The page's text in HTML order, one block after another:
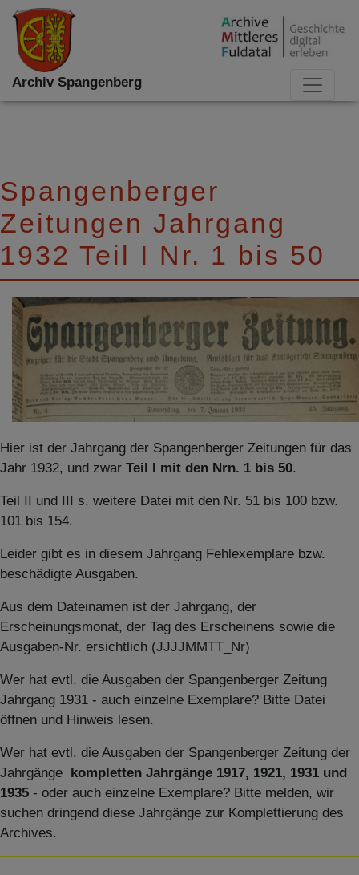
Archiv Spangenberg
Spangenberger
Zeitungen Jahrgang
1932 Teil I Nr. 1 bis 50
Hier ist der Jahrgang der Spangenberger Zeitungen für das
Jahr 1932, und zwar Teil I mit den Nrn. 1 bis 50.
Teil II und III s. weitere Datei mit den Nr. 51 bis 100 bzw.
101 bis 154.
Leider gibt es in diesem Jahrgang Fehlexemplare bzw.
beschädigte Ausgaben.
Aus dem Dateinamen ist der Jahrgang, der
Erscheinungsmonat, der Tag des Erscheinens sowie die
Ausgaben-Nr. ersichtlich (JJJJMMTT_Nr)
Wer hat evtl. die Ausgaben der Spangenberger Zeitung
Jahrgang 1931 - auch einzelne Exemplare? Bitte Datei
öffnen und Hinweis lesen.
Wer hat evtl. die Ausgaben der Spangenberger Zeitung der
Jahrgänge kompletten Jahrgänge 1917, 1921, 1931 und
1935 - oder auch einzelne Exemplare? Bitte melden, wir
suchen dringend diese Jahrgänge zur Komplettierung des
Archives.